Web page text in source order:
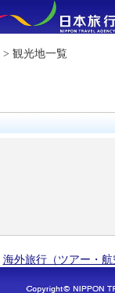
> 観光地一覧
海外旅行（ツアー・航